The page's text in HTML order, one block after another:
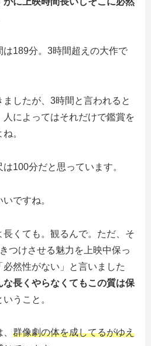
は189分。3時間超えの大作で
したが、3時間と言われると
によってはそれだけで鑑賞を
。
100分だと思っています。
ですね。
くても。観るんで。ただ、そ
つけさせる魅力を上映中保っ
然性がない」と言いました
な長くやらなくてもこの質は保
いうこと。
群像劇の体を成してるがゆえ